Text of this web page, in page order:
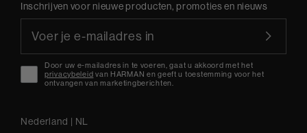
Inschrijven voor nieuwe producten, promoties en nieuws
Door uw e-mailadres in te voeren, gaat u akkoord met het
privacybeleid van HARMAN en geeft u toestemming voor het
ontvangen van marketingberichten.
Nederland | NL